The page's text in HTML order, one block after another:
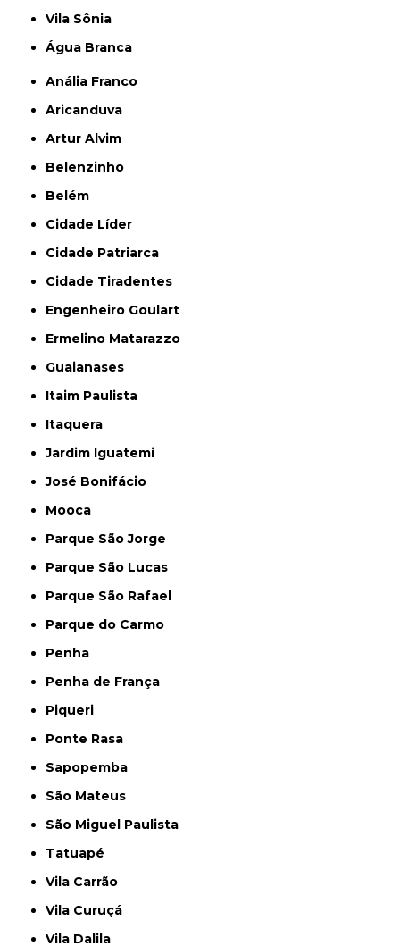
Vila Sônia
Água Branca
Anália Franco
Aricanduva
Artur Alvim
Belenzinho
Belém
Cidade Líder
Cidade Patriarca
Cidade Tiradentes
Engenheiro Goulart
Ermelino Matarazzo
Guaianases
Itaim Paulista
Itaquera
Jardim Iguatemi
José Bonifácio
Mooca
Parque São Jorge
Parque São Lucas
Parque São Rafael
Parque do Carmo
Penha
Penha de França
Piqueri
Ponte Rasa
Sapopemba
São Mateus
São Miguel Paulista
Tatuapé
Vila Carrão
Vila Curuçá
Vila Dalila